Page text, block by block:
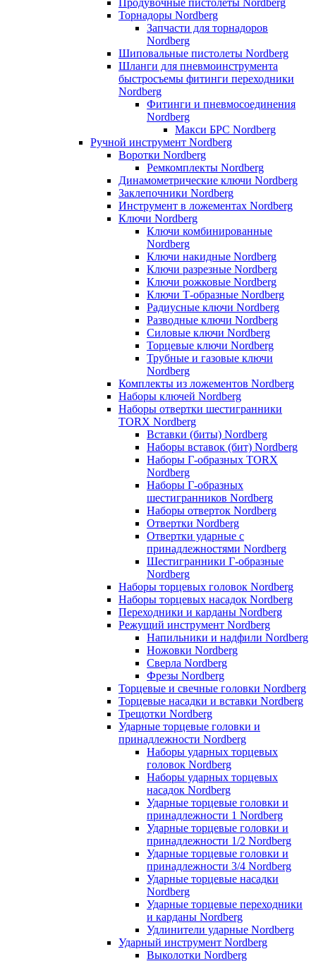
Торнадоры Nordberg
Запчасти для торнадоров
Nordberg
Шиповальные пистолеты Nordberg
Шланги для пневмоинструмента
быстросъемы фитинги переходники
Nordberg
Фитинги и пневмосоединения
Nordberg
Макси БРС Nordberg
Ручной инструмент Nordberg
Воротки Nordberg
Ремкомплекты Nordberg
Динамометрические ключи Nordberg
Заклепочники Nordberg
Инструмент в ложементах Nordberg
Ключи Nordberg
Ключи комбинированные
Nordberg
Ключи накидные Nordberg
Ключи разрезные Nordberg
Ключи рожковые Nordberg
Ключи Т-образные Nordberg
Радиусные ключи Nordberg
Разводные ключи Nordberg
Силовые ключи Nordberg
Торцевые ключи Nordberg
Трубные и газовые ключи
Nordberg
Комплекты из ложементов Nordberg
Наборы ключей Nordberg
Наборы отвертки шестигранники
TORX Nordberg
Вставки (биты) Nordberg
Наборы вставок (бит) Nordberg
Наборы Г-образных TORX
Nordberg
Наборы Г-образных
шестигранников Nordberg
Наборы отверток Nordberg
Отвертки Nordberg
Отвертки ударные с
принадлежностями Nordberg
Шестигранники Г-образные
Nordberg
Наборы торцевых головок Nordberg
Наборы торцевых насадок Nordberg
Переходники и карданы Nordberg
Режущий инструмент Nordberg
Напильники и надфили Nordberg
Ножовки Nordberg
Сверла Nordberg
Фрезы Nordberg
Торцевые и свечные головки Nordberg
Торцевые насадки и вставки Nordberg
Трещотки Nordberg
Ударные торцевые головки и
принадлежности Nordberg
Наборы ударных торцевых
головок Nordberg
Наборы ударных торцевых
насадок Nordberg
Ударные торцевые головки и
принадлежности 1 Nordberg
Ударные торцевые головки и
принадлежности 1/2 Nordberg
Ударные торцевые головки и
принадлежности 3/4 Nordberg
Ударные торцевые насадки
Nordberg
Ударные торцевые переходники
и карданы Nordberg
Удлинители ударные Nordberg
Ударный инструмент Nordberg
Выколотки Nordberg